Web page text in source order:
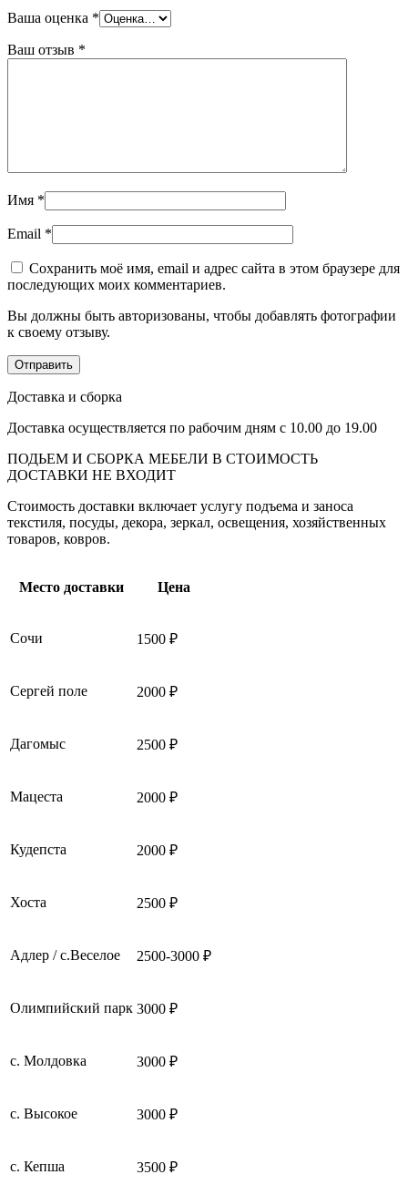
Ваша оценка *
Ваш отзыв *
Имя *
Email *
Сохранить моё имя, email и адрес сайта в этом браузере для
последующих моих комментариев.
Вы должны быть авторизованы, чтобы добавлять фотографии
к своему отзыву.
Доставка и сборка
Доставка осуществляется по рабочим дням с 10.00 до 19.00
ПОДЬЕМ И СБОРКА МЕБЕЛИ В СТОИМОСТЬ
ДОСТАВКИ НЕ ВХОДИТ
Стоимость доставки включает услугу подъема и заноса
текстиля, посуды, декора, зеркал, освещения, хозяйственных
товаров, ковров.
Место доставки Цена
Сочи 1500 ₽
Сергей поле 2000 ₽
Дагомыс 2500 ₽
Мацеста 2000 ₽
Кудепста 2000 ₽
Хоста 2500 ₽
Адлер / с.Веселое 2500-3000 ₽
Олимпийский парк 3000 ₽
с. Молдовка 3000 ₽
с. Высокое 3000 ₽
с. Кепша 3500 ₽